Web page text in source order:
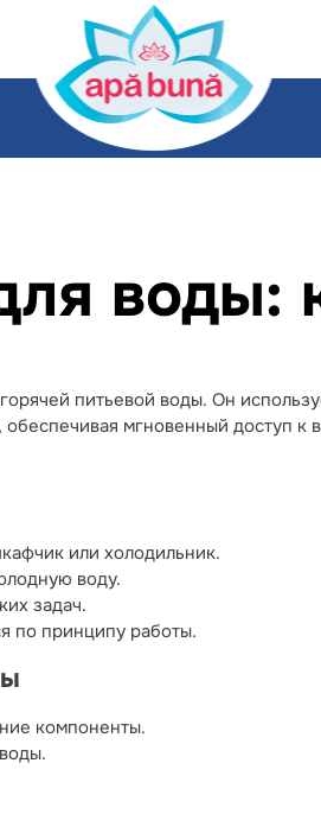
воды:
питьевой воды. Он
мгновенный доступ к
или холодильник.
воду.
задач.
по принципу работы.
компоненты.